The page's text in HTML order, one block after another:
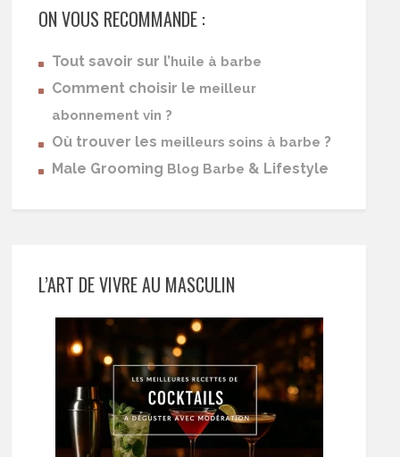
ON VOUS RECOMMANDE :
Tout savoir sur l’huile à barbe
Comment choisir le meilleur
abonnement vin ?
Où trouver les meilleurs soins à barbe ?
Male Grooming Blog Barbe & Lifestyle
L’ART DE VIVRE AU MASCULIN